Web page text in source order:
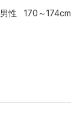
男性 170～174cm